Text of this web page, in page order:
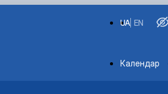
EN
UA
Календар